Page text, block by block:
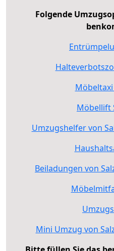
Folgende
Möbellift
Umzugshelfer von
Beiladungen von
Mini Umzug von